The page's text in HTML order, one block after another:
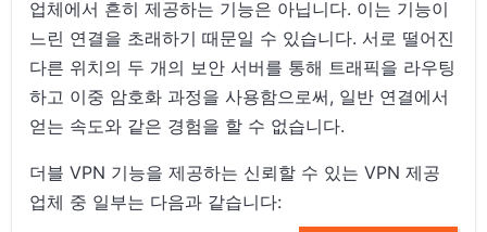
업체에서 흔히 제공하는 기능은 아닙니다. 이는 기능이
느린 연결을 초래하기 때문일 수 있습니다. 서로 떨어진
다른 위치의 두 개의 보안 서버를 통해 트래픽을 라우팅
하고 이중 암호화 과정을 사용함으로써, 일반 연결에서
얻는 속도와 같은 경험을 할 수 없습니다.
더블 VPN 기능을 제공하는 신뢰할 수 있는 VPN 제공
업체 중 일부는 다음과 같습니다: